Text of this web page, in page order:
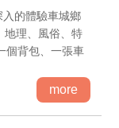
的體驗車城鄉
地理、風俗、特
個背包、一張車
more